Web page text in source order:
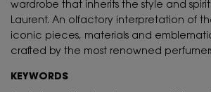
wardrobe that inherits the style and spirit
Laurent. An olfactory interpretation of
iconic pieces, materials and
crafted by the most renowned
KEYWORDS